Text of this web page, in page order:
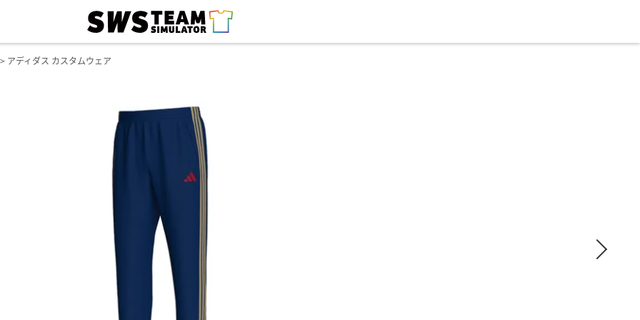
アディダス カスタムウェア